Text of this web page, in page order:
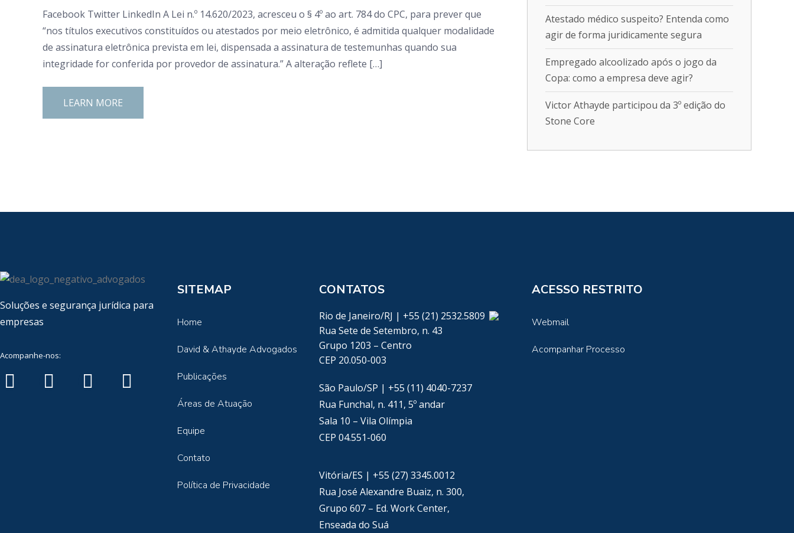
Facebook Twitter LinkedIn A Lei n.º 14.620/2023, acresceu o § 4º ao art. 784 do CPC, para prever que
“nos títulos executivos constituídos ou atestados por meio eletrônico, é admitida qualquer modalidade
de assinatura eletrônica prevista em lei, dispensada a assinatura de testemunhas quando sua
integridade for conferida por provedor de assinatura.” A alteração reflete […]
LEARN MORE
Atestado médico suspeito? Entenda como
agir de forma juridicamente segura
Empregado alcoolizado após o jogo da
Copa: como a empresa deve agir?
Victor Athayde participou da 3º edição do
Stone Core
Soluções e segurança jurídica para
empresas
Acompanhe-nos:
SITEMAP
Home
David & Athayde Advogados
Publicações
Áreas de Atuação
Equipe
Contato
Política de Privacidade
CONTATOS
Rio de Janeiro/RJ | +55 (21) 2532.5809
Rua Sete de Setembro, n. 43
Grupo 1203 – Centro
CEP 20.050-003
São Paulo/SP | +55 (11) 4040-7237
Rua Funchal, n. 411, 5º andar
Sala 10 – Vila Olímpia
CEP 04.551-060
Vitória/ES | +55 (27) 3345.0012
Rua José Alexandre Buaiz, n. 300,
Grupo 607 – Ed. Work Center,
Enseada do Suá
ACESSO RESTRITO
Webmail
Acompanhar Processo